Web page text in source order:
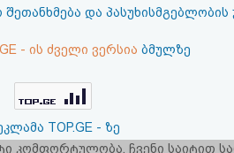
და
- ის ძველი ვერსია ბმულზე
TOP.GE - ზე
კომფორტულობა. ჩვენი საიტით